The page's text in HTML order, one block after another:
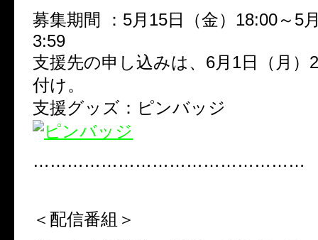
募集期間 ：5月15日（金）18:00～5
3:59
支援先の申し込みは、6月1日（月）
付け。
支援グッズ：ピンバッジ
…………………………………………
＜配信番組＞